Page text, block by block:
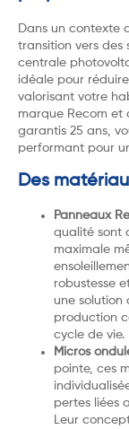
Dans un contexte
transition vers des
centrale
idéale pour
valorisant votre
marque Recom et
garantis 25 ans,
performant pour
Des
Panneaux
qualité sont
maximale
robustesse
une solution
production
cycle de vie.
Micros
pointe, ces
pertes liées
Leur